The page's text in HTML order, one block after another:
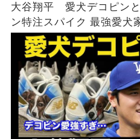
大谷翔平 愛犬デコピン
ン特注スパイク 最強愛犬